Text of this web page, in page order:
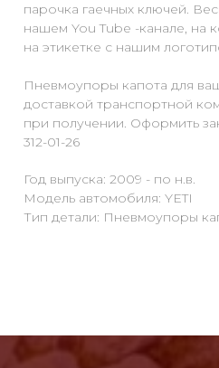
парочка гаечных ключей.
нашем You Tube -канале, на
на этикетке с нашим
Пневмоупоры капота для
доставкой транспортной
при получении. Оформить
312-01-26
Год выпуска: 2009 - по н.в.
Модель автомобиля: YETI
Тип детали: Пневмоупоры